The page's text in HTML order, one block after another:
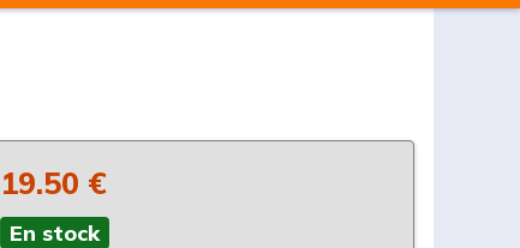
19.50 €
En stock